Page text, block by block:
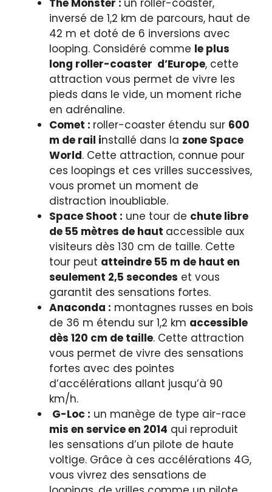
inversé de 1,2 km de parcours, haut de
42 m et doté de 6 inversions avec
looping. Considéré comme le plus
long roller-coaster d’Europe, cette
attraction vous permet de vivre les
pieds dans le vide, un moment riche
en adrénaline.
Comet : roller-coaster étendu sur 600
m de rail installé dans la zone Space
World. Cette attraction, connue pour
ces loopings et ces vrilles successives,
vous promet un moment de
distraction inoubliable.
Space Shoot : une tour de chute libre
de 55 mètres de haut accessible aux
visiteurs dès 130 cm de taille. Cette
tour peut atteindre 55 m de haut en
seulement 2,5 secondes et vous
garantit des sensations fortes.
Anaconda : montagnes russes en bois
de 36 m étendu sur 1,2 km accessible
dès 120 cm de taille. Cette attraction
vous permet de vivre des sensations
fortes avec des pointes
d’accélérations allant jusqu’à 90
km/h.
G-Loc : un manège de type air-race
mis en service en 2014 qui reproduit
les sensations d’un pilote de haute
voltige. Grâce à ces accélérations 4G,
vous vivrez des sensations de